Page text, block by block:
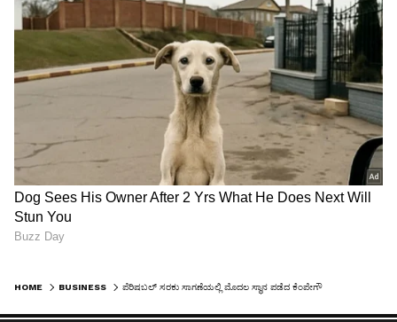
HOME BUSINESS